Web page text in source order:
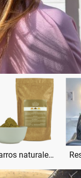
Barros naturales para coloración vegetal en Valencia